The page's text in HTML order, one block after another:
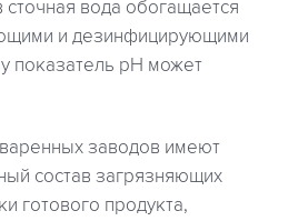
вода обогащается
и дезинфицирующими
показатель pH может
заводов имеют
состав загрязняющих
готового продукта,